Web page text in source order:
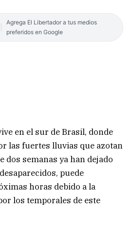
Agrega El Libertador a tus medios
preferidos en Google
en el sur de Brasil, donde
las fuertes lluvias que azotan
dos semanas ya han dejado
puede
horas debido a la
los temporales de este